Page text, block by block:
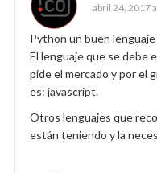
abril 24, 2017
Python un buen lenguaje
El lenguaje que se debe
pide el mercado y por el
es: javascript.
Otros lenguajes que
están teniendo y la